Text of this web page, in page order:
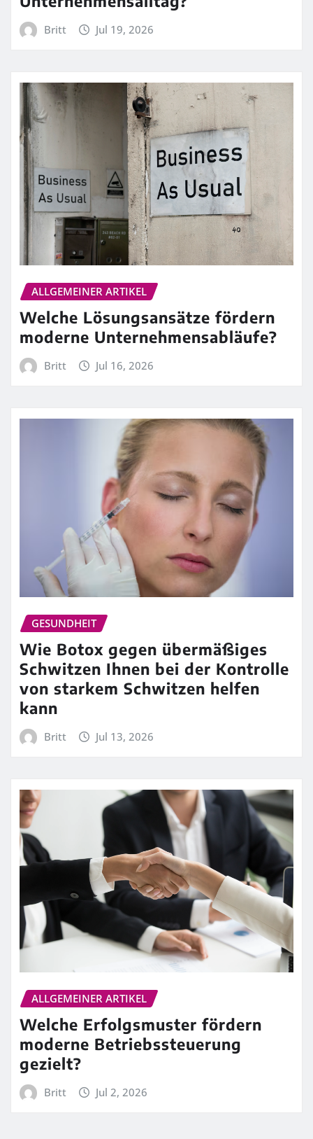
Britt Jul 19, 2026
ALLGEMEINER ARTIKEL
Welche Lösungsansätze fördern
moderne Unternehmensabläufe?
Britt Jul 16, 2026
GESUNDHEIT
Wie Botox gegen übermäßiges
Schwitzen Ihnen bei der Kontrolle
von starkem Schwitzen helfen
kann
Britt Jul 13, 2026
ALLGEMEINER ARTIKEL
Welche Erfolgsmuster fördern
moderne Betriebssteuerung
gezielt?
Britt Jul 2, 2026